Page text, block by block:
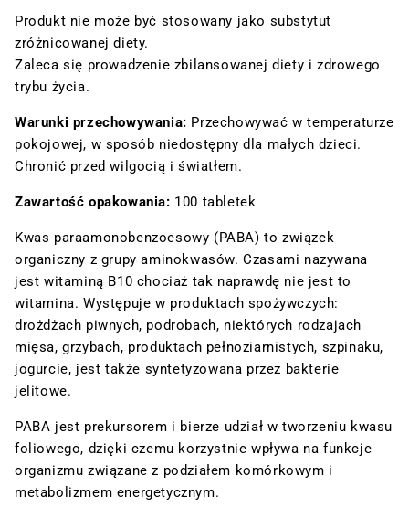
Produkt nie może być stosowany jako substytut
zróżnicowanej diety.
Zaleca się prowadzenie zbilansowanej diety i zdrowego
trybu życia.
Warunki przechowywania: Przechowywać w temperaturze
pokojowej, w sposób niedostępny dla małych dzieci.
Chronić przed wilgocią i światłem.
Zawartość opakowania: 100 tabletek
Kwas paraamonobenzoesowy (PABA) to związek
organiczny z grupy aminokwasów. Czasami nazywana
jest witaminą B10 chociaż tak naprawdę nie jest to
witamina. Występuje w produktach spożywczych:
drożdżach piwnych, podrobach, niektórych rodzajach
mięsa, grzybach, produktach pełnoziarnistych, szpinaku,
jogurcie, jest także syntetyzowana przez bakterie
jelitowe.
PABA jest prekursorem i bierze udział w tworzeniu kwasu
foliowego, dzięki czemu korzystnie wpływa na funkcje
organizmu związane z podziałem komórkowym i
metabolizmem energetycznym.